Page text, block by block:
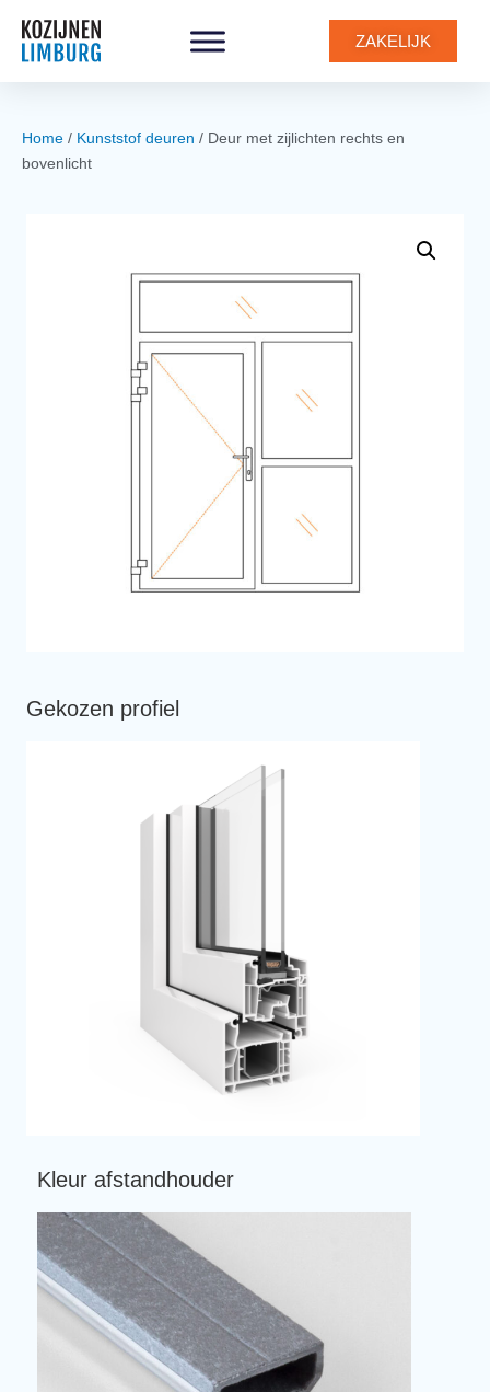
ZAKELIJK
Home / Kunststof deuren / Deur met zijlichten rechts en
bovenlicht
Gekozen profiel
Kleur afstandhouder